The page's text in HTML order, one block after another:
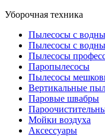
Уборочная техника
Пылесосы с
Пылесосы с
Пылесосы
Паропылесосы
Пылесосы
Вертикальные
Паровые швабры
Мойки воздуха
Аксессуары